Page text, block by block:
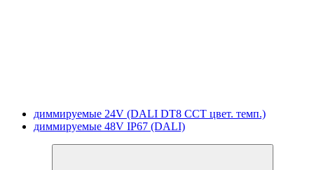
диммируемые 24V (DALI DT8 CCT цвет. темп.)
диммируемые 48V IP67 (DALI)